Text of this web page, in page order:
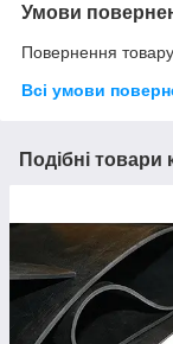
Умови
Повернення
Всі умови
Подібні товари